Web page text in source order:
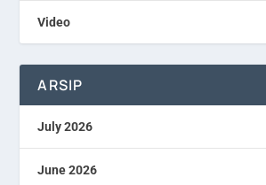
Video
ARSIP
July 2026
June 2026